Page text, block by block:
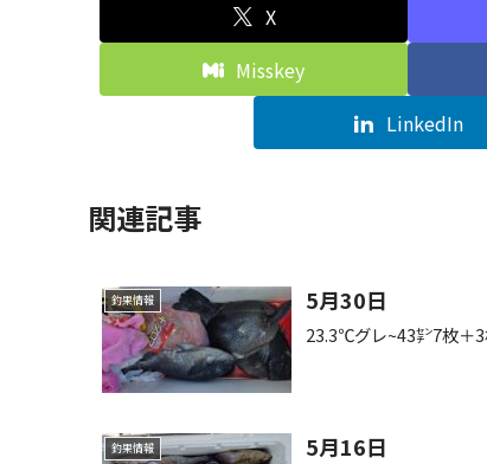
X
Misskey
LinkedIn
関連記事
釣果情報 5月30日
23.3℃グレ~43㌢7枚＋3
釣果情報 5月16日